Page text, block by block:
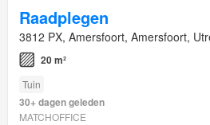
Raadplegen
3812 PX, Amersfoort, Amersfoort,
20 m²
Tuin
30+ dagen geleden
MATCHOFFICE